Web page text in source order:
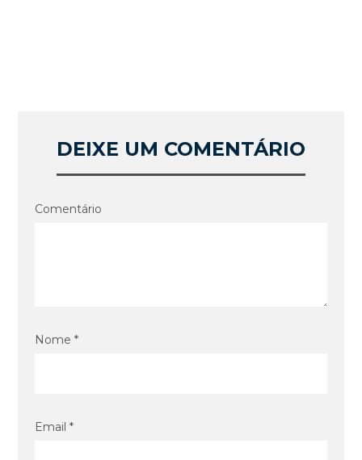
DEIXE UM COMENTÁRIO
Comentário
Nome *
Email *